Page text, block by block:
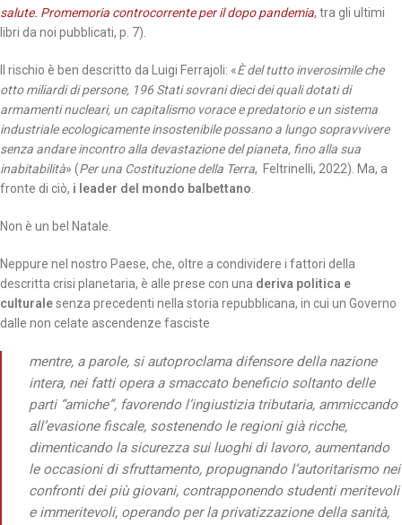
salute. Promemoria controcorrente per il dopo pandemia, tra gli ultimi
libri da noi pubblicati, p. 7).
Il rischio è ben descritto da Luigi Ferrajoli: «È del tutto inverosimile che
otto miliardi di persone, 196 Stati sovrani dieci dei quali dotati di
armamenti nucleari, un capitalismo vorace e predatorio e un sistema
industriale ecologicamente insostenibile possano a lungo sopravvivere
senza andare incontro alla devastazione del pianeta, fino alla sua
inabitabilità» (Per una Costituzione della Terra, Feltrinelli, 2022). Ma, a
fronte di ciò, i leader del mondo balbettano.
Non è un bel Natale.
Neppure nel nostro Paese, che, oltre a condividere i fattori della
descritta crisi planetaria, è alle prese con una deriva politica e
culturalesenza precedenti nella storia repubblicana, in cui un Governo
dalle non celate ascendenze fasciste
mentre, a parole, si autoproclama difensore della nazione
intera, nei fatti opera a smaccato beneficio soltanto delle
parti “amiche”, favorendo l’ingiustizia tributaria, ammiccando
all’evasione fiscale, sostenendo le regioni già ricche,
dimenticando la sicurezza sui luoghi di lavoro, aumentando
le occasioni di sfruttamento, propugnando l’autoritarismo nei
confronti dei più giovani, contrapponendo studenti meritevoli
e immeritevoli, operando per la privatizzazione della sanità,